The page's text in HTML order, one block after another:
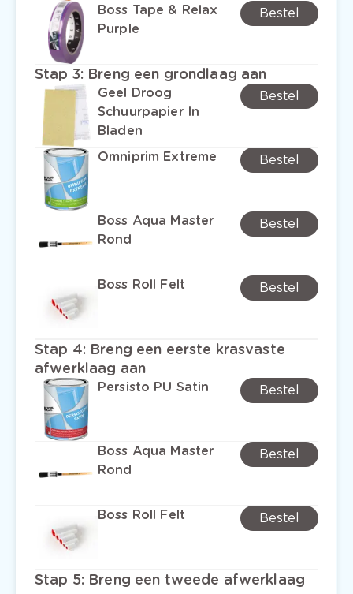
Boss Tape & Relax
Purple
Bestel
Stap 3: Breng een grondlaag aan
Geel Droog
Schuurpapier In
Bladen
Bestel
Omniprim Extreme Bestel
Boss Aqua Master
Rond
Bestel
Boss Roll Felt Bestel
Stap 4: Breng een eerste krasvaste
afwerklaag aan
Persisto PU Satin Bestel
Boss Aqua Master
Rond
Bestel
Boss Roll Felt Bestel
Stap 5: Breng een tweede afwerklaag